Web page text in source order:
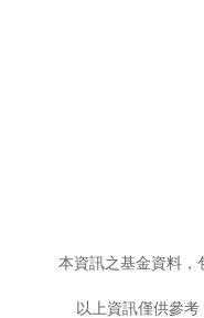
本資訊之基金資料，
以上資訊僅供參